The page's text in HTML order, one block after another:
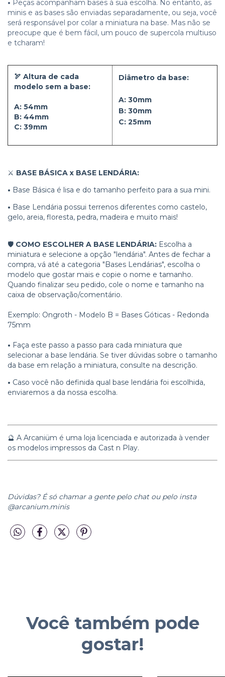
• Peças acompanham bases à sua escolha. No entanto, as
minis e as bases são enviadas separadamente, ou seja, você
será responsável por colar a miniatura na base. Mas não se
preocupe que é bem fácil, um pouco de supercola multiuso
e tcharam!
🏹 Altura de cada
modelo sem a base:
A: 54mm
B: 44mm
C: 39mm
Diâmetro da base:
A: 30mm
B: 30mm
C: 25mm
⚔️ BASE BÁSICA x BASE LENDÁRIA:
• Base Básica é lisa e do tamanho perfeito para a sua mini.
• Base Lendária possui terrenos diferentes como castelo,
gelo, areia, floresta, pedra, madeira e muito mais!
🛡️ COMO ESCOLHER A BASE LENDÁRIA: Escolha a
miniatura e selecione a opção "lendária". Antes de fechar a
compra, vá até a categoria "Bases Lendárias", escolha o
modelo que gostar mais e copie o nome e tamanho.
Quando finalizar seu pedido, cole o nome e tamanho na
caixa de observação/comentário.
Exemplo: Ongroth - Modelo B = Bases Góticas - Redonda
75mm
• Faça este passo a passo para cada miniatura que
selecionar a base lendária. Se tiver dúvidas sobre o tamanho
da base em relação a miniatura, consulte na descrição.
• Caso você não definida qual base lendária foi escolhida,
enviaremos a da nossa escolha.
🔮 A Arcaniüm é uma loja licenciada e autorizada à vender
os modelos impressos da Cast n Play.
Dúvidas? É só chamar a gente pelo chat ou pelo insta
@arcanium.minis
Você também pode
gostar!